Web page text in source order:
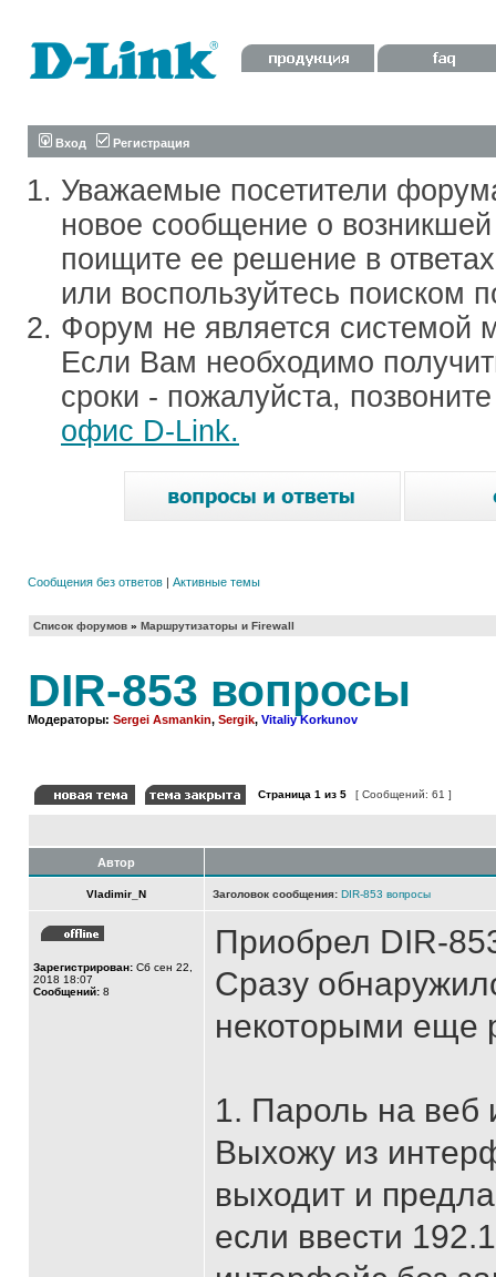
Вход Регистрация
Уважаемые посетители
новое сообщение о
поищите ее решение в
или воспользуйтесь поиском
Форум не является системой
Если Вам необходимо
сроки - пожалуйста,
офис D-Link.
Сообщения без ответов | Активные темы
Список форумов » Маршрутизаторы и Firewall
DIR-853 вопросы
Модераторы: Sergei Asmankin, Sergik, Vitaliy Korkunov
Страница 1 из 5 [ Сообщений: 61 ]
Автор
Vladimir_N Заголовок сообщения: DIR-853 вопросы
Зарегистрирован: Сб сен 22,
2018 18:07
Сообщений: 8
Приобрел DIR-
Сразу
некоторыми еще
1. Пароль на веб
Выхожу из
выходит и
если ввести